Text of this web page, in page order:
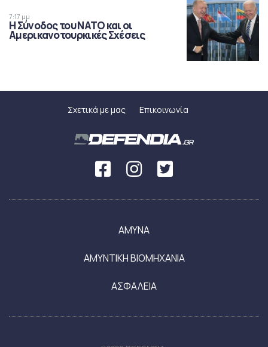
7:17 μμ
Η Σύνοδος του ΝΑΤΟ και οι
Αμερικανοτουρκικές Σχέσεις
Σχετικά με μας Επικοινωνία
ΑΜΥΝΑ
ΑΜΥΝΤΙΚΗ ΒΙΟΜΗΧΑΝΙΑ
ΑΣΦΑΛΕΙΑ